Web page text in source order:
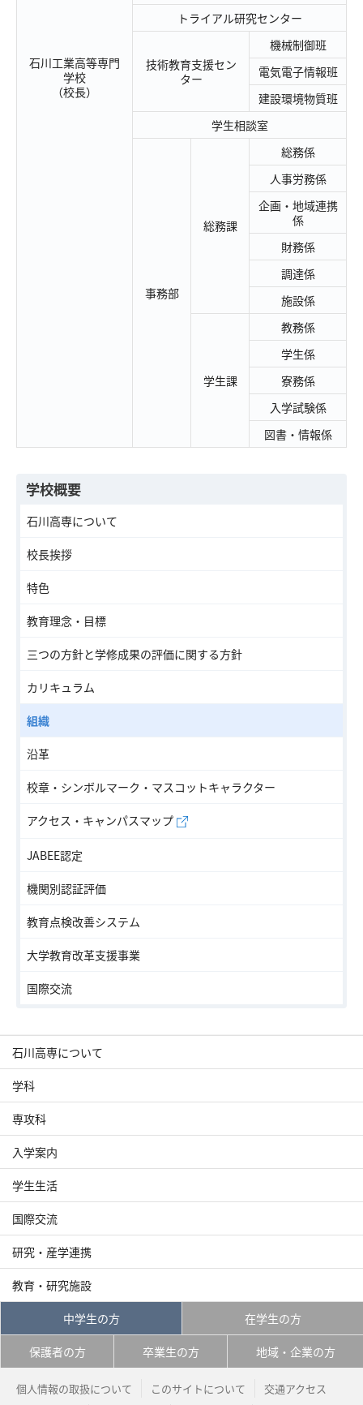
石川工業高等専門
学校
（校長）
トライアル研究センター
技術教育支援セン
ター
機械制御班
電気電子情報班
建設環境物質班
学生相談室
事務部
総務課
総務係
人事労務係
企画・地域連携
係
財務係
調達係
施設係
学生課
教務係
学生係
寮務係
入学試験係
図書・情報係
学校概要
石川高専について
校長挨拶
特色
教育理念・目標
三つの方針と学修成果の評価に関する方針
カリキュラム
組織
沿革
校章・シンボルマーク・マスコットキャラクター
アクセス・キャンパスマップ
JABEE認定
機関別認証評価
教育点検改善システム
大学教育改革支援事業
国際交流
石川高専について
学科
専攻科
入学案内
学生生活
国際交流
研究・産学連携
教育・研究施設
中学生の方 在学生の方
保護者の方 卒業生の方 地域・企業の方
個人情報の取扱について このサイトについて 交通アクセス